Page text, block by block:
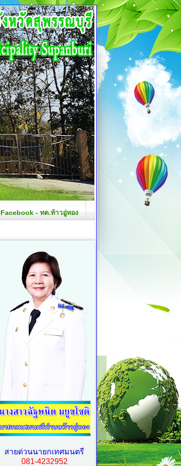
Facebook - ทต.ท้าวอู่ทอง
สายด่วนนายกเทศมนตรี
081-4232952